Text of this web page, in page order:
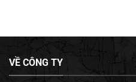
VỀ CÔNG TY